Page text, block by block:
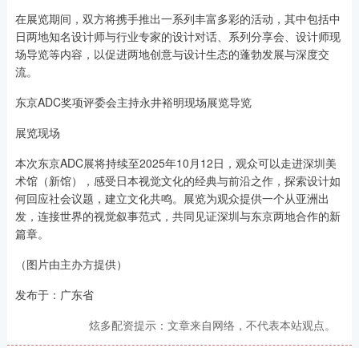
在展览期间，双方将携手推出一系列丰富多彩的活动，其中包括中
日两地知名设计师与行业专家的设计对话、系列分享会、设计师现
场导览等内容，以促进两地创意与设计生态的蓬勃发展与深度交
流。
东京ADC奖项评委会主持永井裕明现场展览导览
展览现场
本次东京ADC展将持续至2025年10月12日，观众可以走进深圳美
术馆（新馆），感受日本视觉文化的经典与前沿之作，探索设计如
何回应社会议题，建立文化共鸣。展览为观众提供一个从亚洲出
发，连接世界的视觉叙事范式，共同见证深圳与东京两地合作的新
篇章。
（图片由主办方提供）
发布于：广东省
炫多配资提示：文章来自网络，不代表本站观点。